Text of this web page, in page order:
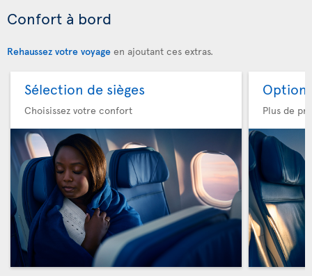
Confort à bord
Rehaussez votre voyage en ajoutant ces extras.
Sélection de sièges
Choisissez votre confort
Option
Plus de